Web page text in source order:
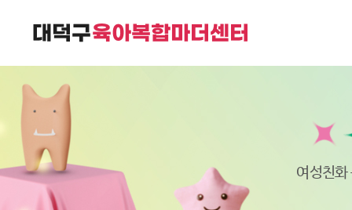
대덕구육아복합마더센터는
여성친화